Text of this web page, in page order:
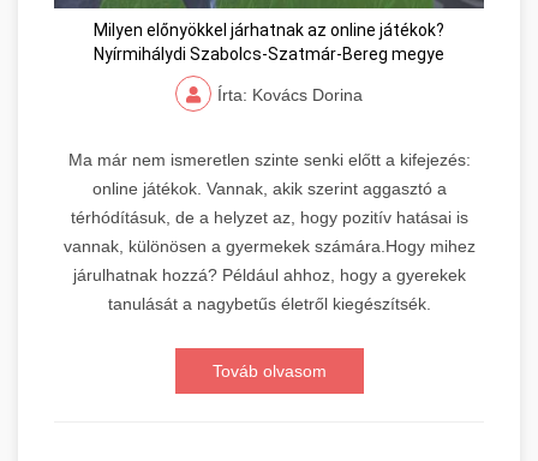
Milyen előnyökkel járhatnak az online játékok?
Nyírmihálydi Szabolcs-Szatmár-Bereg megye
Írta: Kovács Dorina
Ma már nem ismeretlen szinte senki előtt a kifejezés:
online játékok. Vannak, akik szerint aggasztó a
térhódításuk, de a helyzet az, hogy pozitív hatásai is
vannak, különösen a gyermekek számára.Hogy mihez
járulhatnak hozzá? Például ahhoz, hogy a gyerekek
tanulását a nagybetűs életről kiegészítsék.
Továb olvasom